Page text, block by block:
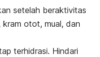
setelah beraktivitas
kram otot, mual, dan
terhidrasi. Hindari